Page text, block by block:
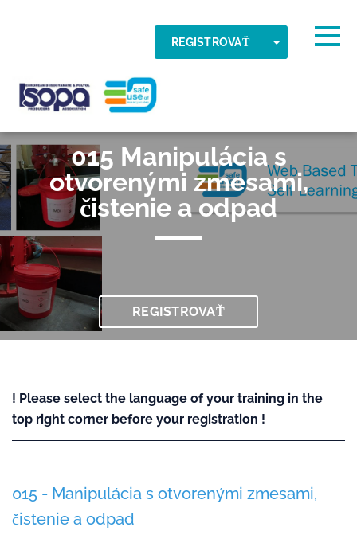
REGISTROVAŤ TOGGLE
ISOPA-AISBL
015 Manipulácia s
otvorenými zmesami,
čistenie a odpad
REGISTROVAŤ
! Please select the language of your training in the
top right corner before your registration !
015 - Manipulácia s otvorenými zmesami,
čistenie a odpad